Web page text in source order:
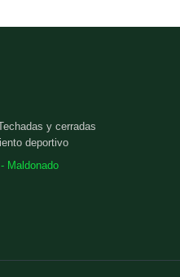
y cerradas
deportivo
Maldonado